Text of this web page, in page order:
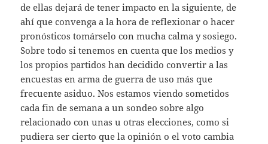
de ellas dejará de tener impacto en la siguiente, de
ahí que convenga a la hora de reflexionar o hacer
pronósticos tomárselo con mucha calma y sosiego.
Sobre todo si tenemos en cuenta que los medios y
los propios partidos han decidido convertir a las
encuestas en arma de guerra de uso más que
frecuente asiduo. Nos estamos viendo sometidos
cada fin de semana a un sondeo sobre algo
relacionado con unas u otras elecciones, como si
pudiera ser cierto que la opinión o el voto cambia